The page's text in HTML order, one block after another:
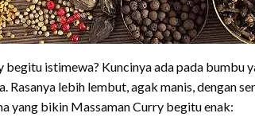
begitu istimewa? Kuncinya ada pada bumbu
lebih lembut, agak manis, dengan
yang bikin Massaman Curry begitu enak: